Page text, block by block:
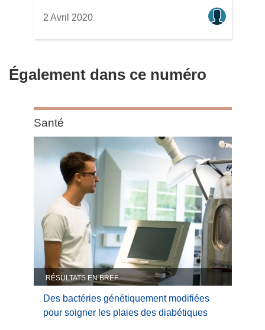
2 Avril 2020
Également dans ce numéro
Category:
Santé
Santé
RÉSULTATS EN BREF
Des bactéries génétiquement modifiées
pour soigner les plaies des diabétiques